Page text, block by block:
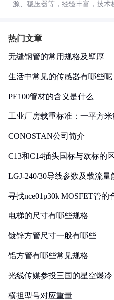
源、稳压器等，经验丰富，技术
热门文章
无缝钢管的常用规格及壁厚
生活中常见的传感器有哪些呢
PE100管材的含义是什么
工业厂房载重标准：一平方
CONOSTAN公司简介
C13和C14插头国标与欧标的
LGJ-240/30导线参数及载流量
寻找nce01p30k MOSFET管的
电梯的尺寸有哪些规格
镀锌方管尺寸一般有哪些
铝方管有哪些常见规格
光线传媒参投三国的星空爆冷
横担型号对应重量